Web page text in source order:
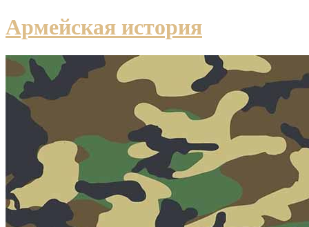
Армейская история